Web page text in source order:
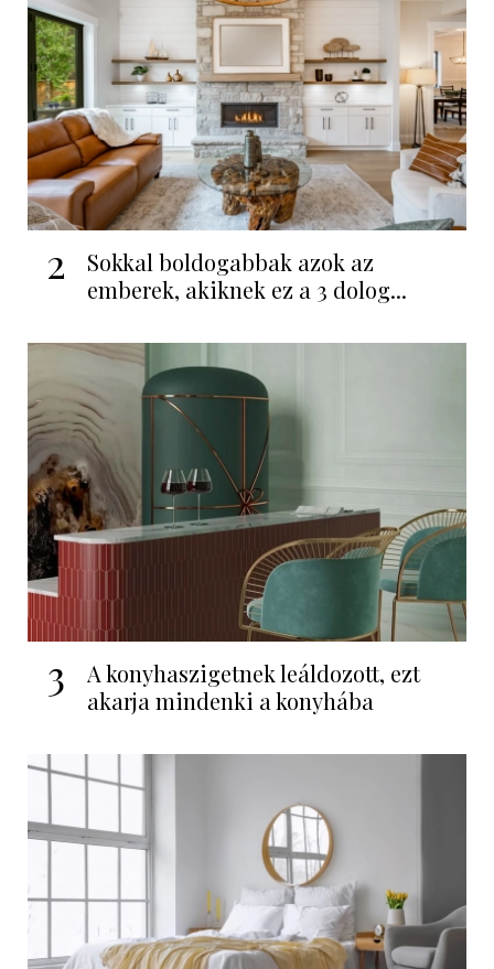
2
Sokkal boldogabbak azok az
emberek, akiknek ez a 3 dolog...
3
A konyhaszigetnek leáldozott, ezt
akarja mindenki a konyhába